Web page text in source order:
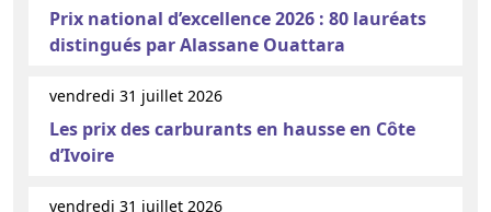
Prix national d’excellence 2026 : 80 lauréats
distingués par Alassane Ouattara
vendredi 31 juillet 2026
Les prix des carburants en hausse en Côte
d’Ivoire
vendredi 31 juillet 2026